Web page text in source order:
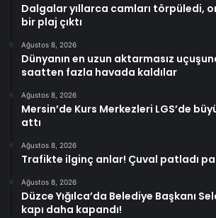
Dalgalar yıllarca camları törpüledi,
bir plaj çıktı
Ağustos 8, 2026
Dünyanın en uzun aktarmasız
saatten fazla havada kaldılar
Ağustos 8, 2026
Mersin’de Kurs Merkezleri LGS’de
attı
Ağustos 8, 2026
Trafikte ilginç anlar! Çuval patladı
Ağustos 8, 2026
Düzce Yığılca’da Belediye Başkanı
kapı daha kapandı!